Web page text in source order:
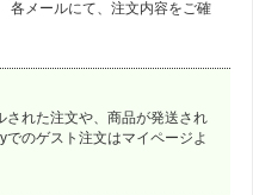
各メールにて、注文内容をご確
された注文や、商品が発送され
のゲスト注文はマイページよ